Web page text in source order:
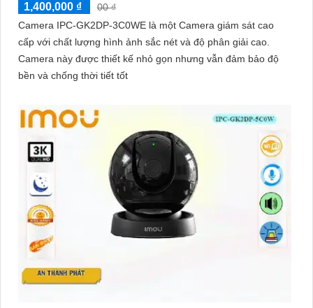
1,400,000 ₫
00 ₫
Camera IPC-GK2DP-3C0WE là một Camera giám sát cao
cấp với chất lượng hình ảnh sắc nét và độ phân giải cao.
Camera này được thiết kế nhỏ gọn nhưng vẫn đảm bảo độ
bền và chống thời tiết tốt